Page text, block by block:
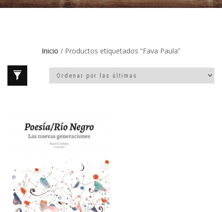
Inicio / Productos etiquetados “Fava Paula”